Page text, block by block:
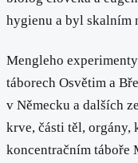
hygienu a byl skalním
Mengleho
táborech Osvětim a
v Německu a dalších
krve, části těl, orgány,
koncentračním táboře